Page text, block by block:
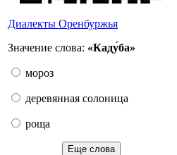
Диалекты Оренбуржья
Значение слова: «Каду́ба»
мороз
деревянная солоница
роща
Еще слова